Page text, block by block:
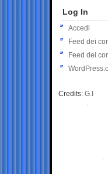
Log In
Accedi
Feed dei
Feed dei
Credits: G.I